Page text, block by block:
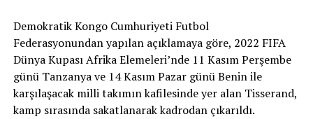
Demokratik Kongo Cumhuriyeti Futbol
Federasyonundan yapılan açıklamaya göre, 2022 FIFA
Dünya Kupası Afrika Elemeleri’nde 11 Kasım Perşembe
günü Tanzanya ve 14 Kasım Pazar günü Benin ile
karşılaşacak milli takımın kafilesinde yer alan Tisserand,
kamp sırasında sakatlanarak kadrodan çıkarıldı.